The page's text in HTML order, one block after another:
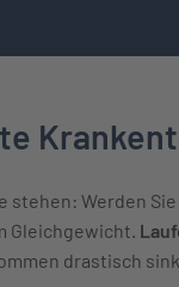
stehen: Werden
Gleichgewicht.
drastisch